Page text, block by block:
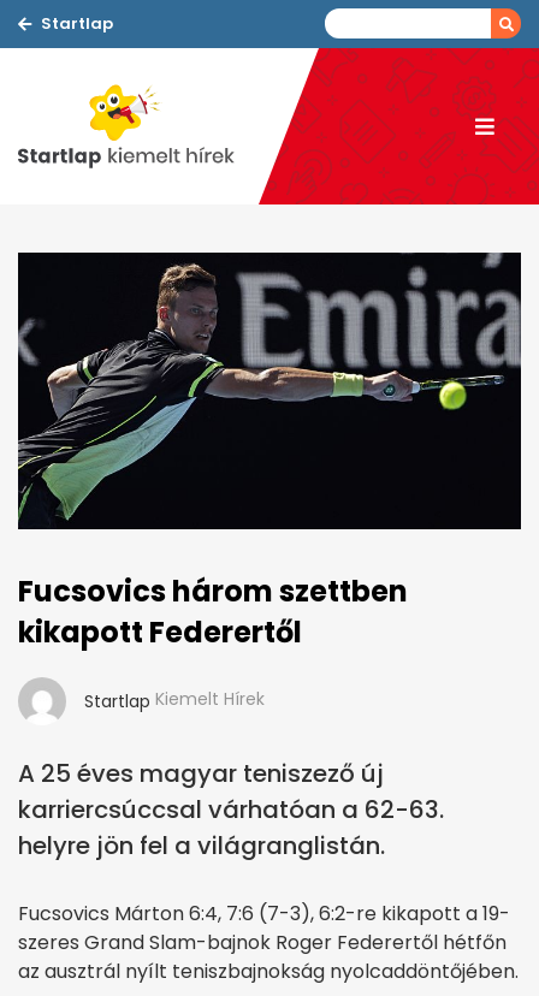
Startlap
Fucsovics három szettben
kikapott Federertől
Startlap Kiemelt Hírek
A 25 éves magyar teniszező új
karriercsúccsal várhatóan a 62-63.
helyre jön fel a világranglistán.
Fucsovics Márton 6:4, 7:6 (7-3), 6:2-re kikapott a 19-
szeres Grand Slam-bajnok Roger Federertől hétfőn
az ausztrál nyílt teniszbajnokság nyolcaddöntőjében.